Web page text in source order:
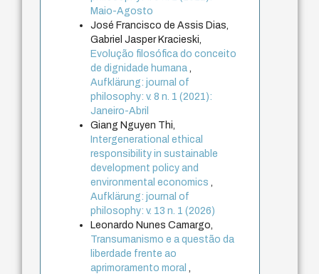
Maio-Agosto
José Francisco de Assis Dias,
Gabriel Jasper Kracieski,
Evolução filosófica do conceito
de dignidade humana
Aufklärung: journal of
philosophy: v. 8 n. 1 (2021):
Janeiro-Abril
Giang Nguyen Thi,
Intergenerational ethical
responsibility in sustainable
development policy and
environmental economics
Aufklärung: journal of
philosophy: v. 13 n. 1 (2026)
Leonardo Nunes Camargo,
Transumanismo e a questão da
liberdade frente ao
aprimoramento moral